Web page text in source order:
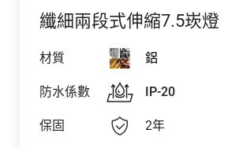
纖細兩段式伸縮7.5崁燈
材質 鋁
防水係數 IP-20
保固 2年